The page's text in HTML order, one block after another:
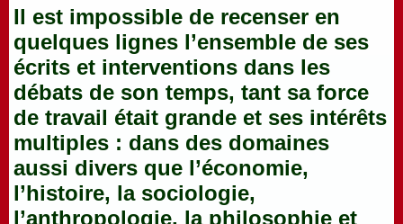
Il est impossible de recenser en
quelques lignes l’ensemble de ses
écrits et interventions dans les
débats de son temps, tant sa force
de travail était grande et ses intérêts
multiples : dans des domaines
aussi divers que l’économie,
l’histoire, la sociologie,
l’anthropologie, la philosophie et